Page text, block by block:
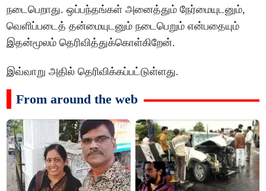
நடைபெறாது. ஒப்பந்தங்கள் அனைத்தும் நேர்மையுடனும்,
வெளிப்படைத் தன்மையுடனும் நடைபெறும் என்பதையும்
இதன்மூலம் தெரிவித்துக்கொள்கிறேன்.
இவ்வாறு அதில் தெரிவிக்கப்பட்டுள்ளது.
From around the web